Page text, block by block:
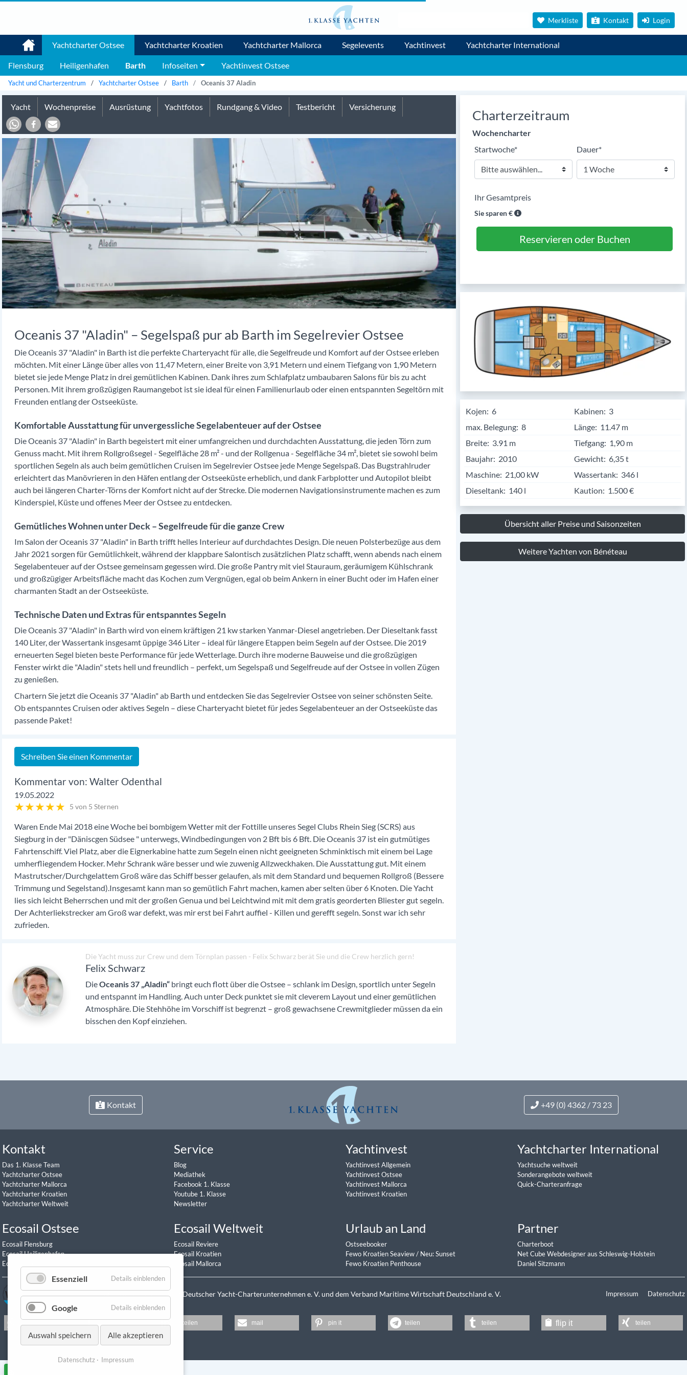
Merkliste Kontakt Login
Yachtcharter Ostsee Yachtcharter Kroatien Yachtcharter Mallorca Segelevents Yachtinvest Yachtcharter International
Flensburg Heiligenhafen Barth Infoseiten Yachtinvest Ostsee
Yacht und Charterzentrum Yachtcharter Ostsee Barth Oceanis 37 Aladin
Yacht Wochenpreise Ausrüstung Yachtfotos Rundgang & Video Testbericht Versicherung
Oceanis 37 "Aladin" – Segelspaß pur ab Barth im Segelrevier Ostsee
Die Oceanis 37 "Aladin" in Barth ist die perfekte Charteryacht für alle, die Segelfreude und Komfort auf der Ostsee erleben
möchten. Mit einer Länge über alles von 11,47 Metern, einer Breite von 3,91 Metern und einem Tiefgang von 1,90 Metern
bietet sie jede Menge Platz in drei gemütlichen Kabinen. Dank ihres zum Schlafplatz umbaubaren Salons für bis zu acht
Personen. Mit ihrem großzügigen Raumangebot ist sie ideal für einen Familienurlaub oder einen entspannten Segeltörn mit
Freunden entlang der Ostseeküste.
Komfortable Ausstattung für unvergessliche Segelabenteuer auf der Ostsee
Die Oceanis 37 "Aladin" in Barth begeistert mit einer umfangreichen und durchdachten Ausstattung, die jeden Törn zum
Genuss macht. Mit ihrem Rollgroßsegel - Segelfläche 28 m² - und der Rollgenua - Segelfläche 34 m², bietet sie sowohl beim
sportlichen Segeln als auch beim gemütlichen Cruisen im Segelrevier Ostsee jede Menge Segelspaß. Das Bugstrahlruder
erleichtert das Manövrieren in den Häfen entlang der Ostseeküste erheblich, und dank Farbplotter und Autopilot bleibt
auch bei längeren Charter-Törns der Komfort nicht auf der Strecke. Die modernen Navigationsinstrumente machen es zum
Kinderspiel, Küste und offenes Meer der Ostsee zu entdecken.
Gemütliches Wohnen unter Deck – Segelfreude für die ganze Crew
Im Salon der Oceanis 37 "Aladin" in Barth trifft helles Interieur auf durchdachtes Design. Die neuen Polsterbezüge aus dem
Jahr 2021 sorgen für Gemütlichkeit, während der klappbare Salontisch zusätzlichen Platz schafft, wenn abends nach einem
Segelabenteuer auf der Ostsee gemeinsam gegessen wird. Die große Pantry mit viel Stauraum, geräumigem Kühlschrank
und großzügiger Arbeitsfläche macht das Kochen zum Vergnügen, egal ob beim Ankern in einer Bucht oder im Hafen einer
charmanten Stadt an der Ostseeküste.
Technische Daten und Extras für entspanntes Segeln
Die Oceanis 37 "Aladin" in Barth wird von einem kräftigen 21 kw starken Yanmar-Diesel angetrieben. Der Dieseltank fasst
140 Liter, der Wassertank insgesamt üppige 346 Liter – ideal für längere Etappen beim Segeln auf der Ostsee. Die 2019
erneuerten Segel bieten beste Performance für jede Wetterlage. Durch ihre moderne Bauweise und die großzügigen
Fenster wirkt die "Aladin" stets hell und freundlich – perfekt, um Segelspaß und Segelfreude auf der Ostsee in vollen Zügen
zu genießen.
Chartern Sie jetzt die Oceanis 37 "Aladin" ab Barth und entdecken Sie das Segelrevier Ostsee von seiner schönsten Seite.
Ob entspanntes Cruisen oder aktives Segeln – diese Charteryacht bietet für jedes Segelabenteuer an der Ostseeküste das
passende Paket!
Schreiben Sie einen Kommentar
Walter Odenthal
19.05.2022
★★★★★ 5 von 5 Sternen
Waren Ende Mai 2018 eine Woche bei bombigem Wetter mit der Fottille unseres Segel Clubs Rhein Sieg (SCRS) aus
Siegburg in der "Däniscgen Südsee " unterwegs, Windbedingungen von 2 Bft bis 6 Bft. Die Oceanis 37 ist ein gutmütiges
Fahrtenschiff. Viel Platz, aber die Eignerkabine hatte zum Segeln einen nicht geeigneten Schminktisch mit einem bei Lage
umherfliegendem Hocker. Mehr Schrank wäre besser und wie zuwenig Allzweckhaken. Die Ausstattung gut. Mit einem
Mastrutscher/Durchgelattem Groß wäre das Schiff besser gelaufen, als mit dem Standard und bequemen Rollgroß (Bessere
Trimmung und Segelstand).Insgesamt kann man so gemütlich Fahrt machen, kamen aber selten über 6 Knoten. Die Yacht
lies sich leicht Beherrschen und mit der großen Genua und bei Leichtwind mit mit dem gratis georderten Bliester gut segeln.
Der Achterliekstrecker am Groß war defekt, was mir erst bei Fahrt auffiel - Killen und gerefft segeln. Sonst war ich sehr
zufrieden.
Die Yacht muss zur Crew und dem Törnplan passen - Felix Schwarz berät Sie und die Crew herzlich gern!
Felix Schwarz
DieOceanis 37 „Aladin“bringt euch flott über die Ostsee – schlank im Design, sportlich unter Segeln
und entspannt im Handling. Auch unter Deck punktet sie mit cleverem Layout und einer gemütlichen
Atmosphäre. Die Stehhöhe im Vorschiff ist begrenzt – groß gewachsene Crewmitglieder müssen da ein
bisschen den Kopf einziehen.
Charterzeitraum
Wochencharter
Pflichtfeld
Startwoche* Pflichtfeld
Dauer*
Ihr Gesamtpreis
Sie sparen€
Reservieren oder Buchen
Kojen: 6 Kabinen: 3
max. Belegung: 8 Länge: 11.47
Breite: 3.91 Tiefgang: 1,90 m
Baujahr: 2010 Gewicht: 6,35 t
Maschine: 21,00 kW Wassertank: 346 l
Dieseltank: 140 l Kaution: 1.500 €
Übersicht aller Preise und Saisonzeiten
Weitere Yachten von Bénéteau
Kontakt +49 (0) 4362 / 73 23
Kontakt
Das 1. Klasse Team
Yachtcharter Ostsee
Yachtcharter Mallorca
Yachtcharter Kroatien
Yachtcharter Weltweit
Service
Blog
Mediathek
Facebook 1. Klasse
Youtube 1. Klasse
Newsletter
Yachtinvest
Yachtinvest Allgemein
Yachtinvest Ostsee
Yachtinvest Mallorca
Yachtinvest Kroatien
Yachtcharter International
Yachtsuche weltweit
Sonderangebote weltweit
Quick-Charteranfrage
Ecosail Ostsee
Ecosail Flensburg
Ecosail Heiligenhafen
Ecosail Barth
Ecosail Weltweit
Ecosail Reviere
Ecosail Kroatien
Ecosail Mallorca
Urlaub an Land
Ostseebooker
Fewo Kroatien Seaview/ Neu: Sunset
Fewo Kroatien Penthouse
Partner
Charterboot
Net Cube Webdesigner aus Schleswig-Holstein
Daniel Sitzmann
Mitglied in der Vereinigung Deutscher Yacht-Charterunternehmen e. V. und dem Verband Maritime Wirtschaft Deutschland e. V. Impressum Datenschutz
mitteilen mail pin it teilen teilen flip it teilen
Essenziell Details einblenden
Google Details einblenden
Auswahl speichern Alle akzeptieren
Datenschutz Impressum